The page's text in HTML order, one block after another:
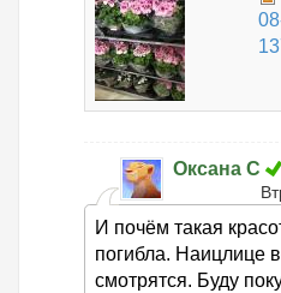
Оксана С
И почём такая
погибла. Наицлице
смотрятся. Буду